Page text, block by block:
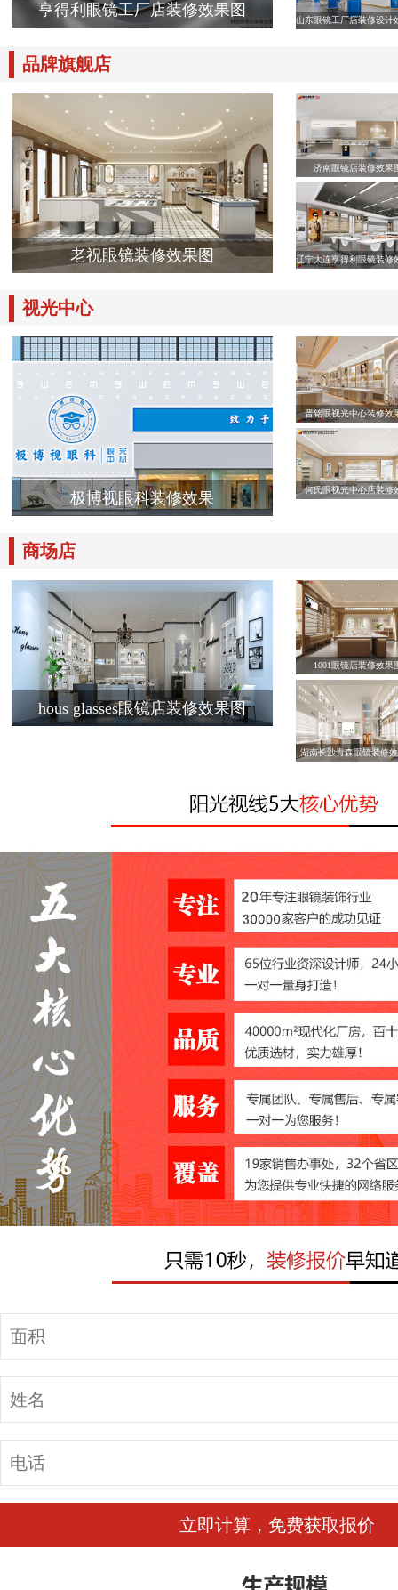
亨得利眼镜工厂店装修效果图
山东眼镜工厂店装修设计
品牌旗舰店
老祝眼镜装修效果图
济南眼镜店装修效果
辽宁大连亨得利眼镜装修
视光中心
极博视眼科装修效果
晋铭眼视光中心装修效
何氏眼视光中心店装修
商场店
hous glasses眼镜店装修效果图
1001眼镜店装修效果
湖南长沙青森眼镜装修